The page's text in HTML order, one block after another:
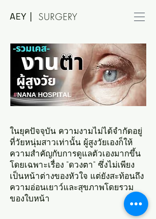
SURGERY
AEY |
ในยุคปัจจุบัน ความงามไม่ได้จำกัดอยู่
ที่วัยหนุ่มสาวเท่านั้น ผู้สูงวัยเองก็ให้
ความสำคัญกับการดูแลตัวเองมากขึ้น
โดยเฉพาะเรื่อง "ดวงตา" ซึ่งไม่เพียง
เป็นหน้าต่างของหัวใจ แต่ยังสะท้อนถึง
ความอ่อนเยาว์และสุขภาพโดยรวม
ของใบหน้า